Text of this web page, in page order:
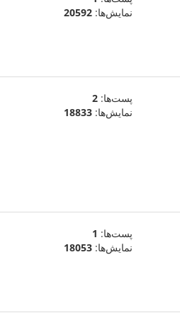
نمایش‌ها: 20592
پست‌ها: 2
نمایش‌ها: 18833
پست‌ها: 1
نمایش‌ها: 18053